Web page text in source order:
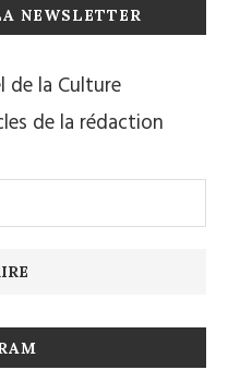
NEWSLETTER
de la Culture
de la rédaction